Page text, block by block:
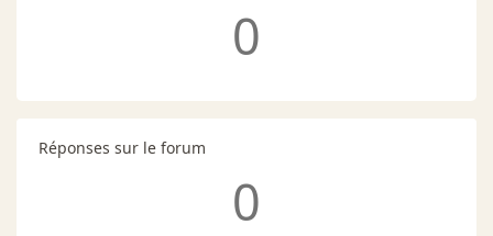
0
Réponses sur le forum
0